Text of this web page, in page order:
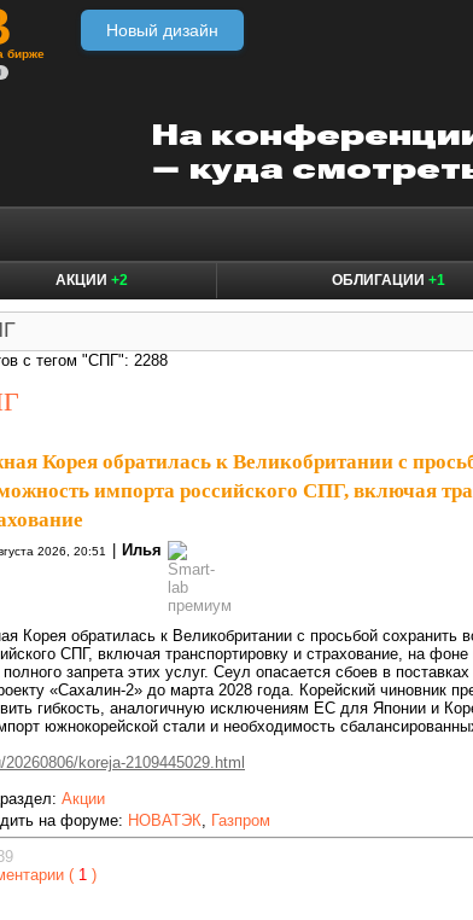
бирже
Новый дизайн
АКЦИИ +2 ОБЛИГАЦИИ +1
с тегом "СПГ": 2288
Корея обратилась к Великобритании с
импорта российского СПГ, включая
2026, 20:51 | Илья
Корея обратилась к Великобритании с просьбой сохранить
СПГ, включая транспортировку и страхование, на
полного запрета этих услуг. Сеул опасается сбоев в
«Сахалин-2» до марта 2028 года. Корейский чиновник
гибкость, аналогичную исключениям ЕС для Японии и
южнокорейской стали и необходимость
20260806/koreja-2109445029.html
Акции
на форуме: НОВАТЭК Газпром
( 1 )